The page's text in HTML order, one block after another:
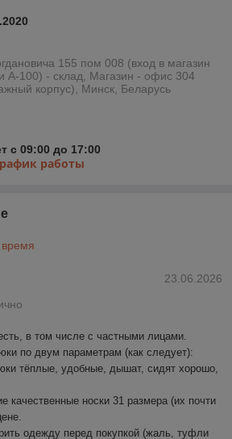
155 пом 008 (вход в магазин
А-100) - склад, Магазин - офис 304
корпус), Минск, Беларусь
с 09:00 до 17:00
работы
время
23.06.2026
в том числе с частными лицами.
по двум параметрам (как следует):
тёплые, удобные, дышат, сидят хорошо,
носки 31 размера (их почти
одежду перед покупкой (жаль, туфли